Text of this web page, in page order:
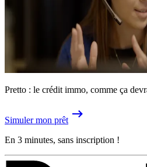
Pretto : le crédit immo, comme ça
Simuler mon prêt
En 3 minutes, sans inscription !